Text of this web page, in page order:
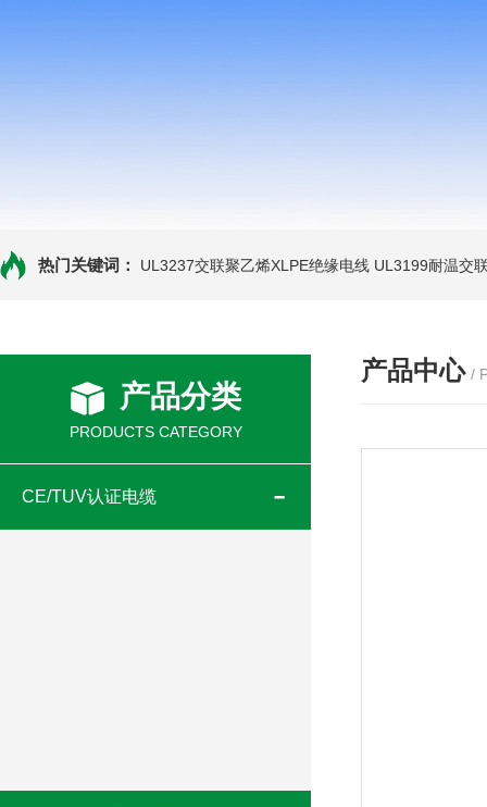
热门关键词： UL3237交联聚乙烯XLPE绝缘电线 UL3199耐温交
产品分类
PRODUCTS CATEGORY
CE/TUV认证电缆
产品中心 /